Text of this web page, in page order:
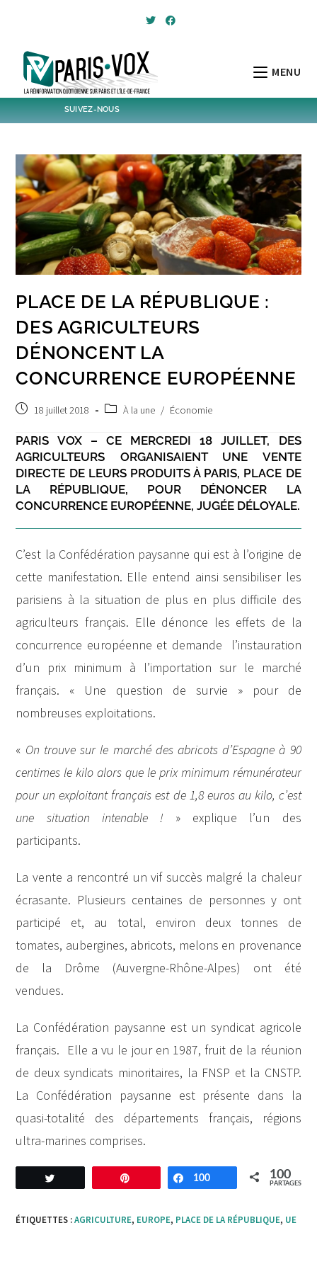
MENU
SUIVEZ-NOUS
Twitter
Post 6,255 Post
PLACE DE LA RÉPUBLIQUE :
DES AGRICULTEURS
DÉNONCENT LA
CONCURRENCE EUROPÉENNE
Post18 juillet 2018
PostÀ la une / Économie
PARIS VOX – CE MERCREDI 18 JUILLET, DES
AGRICULTEURS ORGANISAIENT UNE VENTE
DIRECTE DE LEURS PRODUITS À PARIS, PLACE DE
LA RÉPUBLIQUE, POUR DÉNONCER LA
CONCURRENCE EUROPÉENNE, JUGÉE DÉLOYALE.
C’est la Confédération paysanne qui est à l’origine de
cette manifestation. Elle entend ainsi sensibiliser les
parisiens à la situation de plus en plus difficile des
agriculteurs français. Elle dénonce les effets de la
concurrence européenne et demande l’instauration
d’un prix minimum à l’importation sur le marché
français. « Une question de survie » pour de
nombreuses exploitations.
« On trouve sur le marché des abricots d’Espagne à 90
centimes le kilo alors que le prix minimum rémunérateur
pour un exploitant français est de 1,8 euros au kilo, c’est
une situation intenable ! » explique l’un des
participants.
La vente a rencontré un vif succès malgré la chaleur
écrasante. Plusieurs centaines de personnes y ont
participé et, au total, environ deux tonnes de
tomates, aubergines, abricots, melons en provenance
de la Drôme (Auvergne-Rhône-Alpes) ont été
vendues.
La Confédération paysanne est un syndicat agricole
français. Elle a vu le jour en 1987, fruit de la réunion
de deux syndicats minoritaires, la FNSP et la CNSTP.
La Confédération paysanne est présente dans la
quasi-totalité des départements français, régions
ultra-marines comprises.
Enregistrer Partagez
100 100
PARTAGES
ÉTIQUETTES : AGRICULTURE, EUROPE, PLACE DE LA RÉPUBLIQUE, UE